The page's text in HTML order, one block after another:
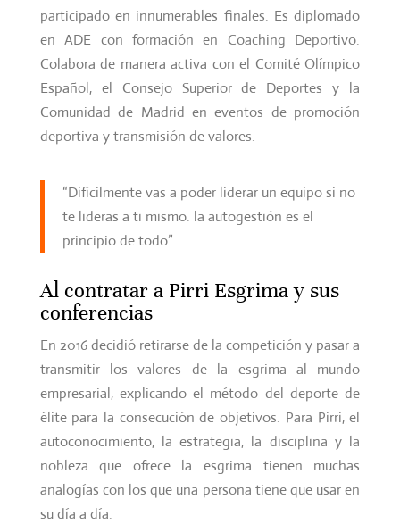
participado en innumerables finales. Es diplomado
en ADE con formación en Coaching Deportivo.
Colabora de manera activa con el Comité Olímpico
Español, el Consejo Superior de Deportes y la
Comunidad de Madrid en eventos de promoción
deportiva y transmisión de valores.
“Difícilmente vas a poder liderar un equipo si no
te lideras a ti mismo. la autogestión es el
principio de todo”
Al contratar a Pirri Esgrima y sus
conferencias
En 2016 decidió retirarse de la competición y pasar a
transmitir los valores de la esgrima al mundo
empresarial, explicando el método del deporte de
élite para la consecución de objetivos. Para Pirri, el
autoconocimiento, la estrategia, la disciplina y la
nobleza que ofrece la esgrima tienen muchas
analogías con los que una persona tiene que usar en
su día a día.